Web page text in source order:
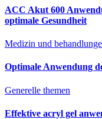
ACC Akut 600
optimale Gesundheit
Medizin und
Optimale Anwendung
Generelle themen
Effektive acryl gel